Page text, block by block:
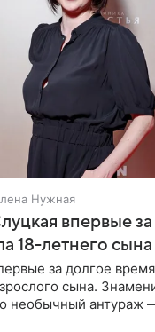
Нужная
впервые
18-летнего сына
за долгое
сына.
необычный антураж